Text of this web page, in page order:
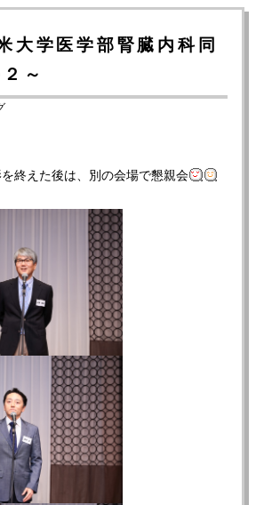
大学医学部腎臓内科同
～
終えた後は、別の会場で懇親会